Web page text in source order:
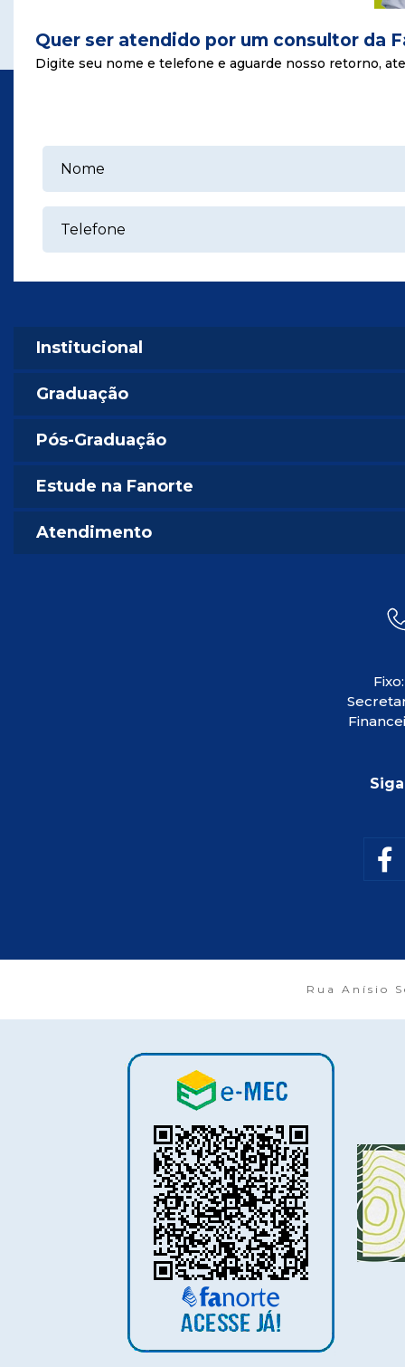
Quer ser atendido por um consultor da
Digite seu nome e telefone e aguarde nosso retorno,
Institucional
Graduação
Pós-Graduação
Estude na Fanorte
Atendimento
Rua Anísio